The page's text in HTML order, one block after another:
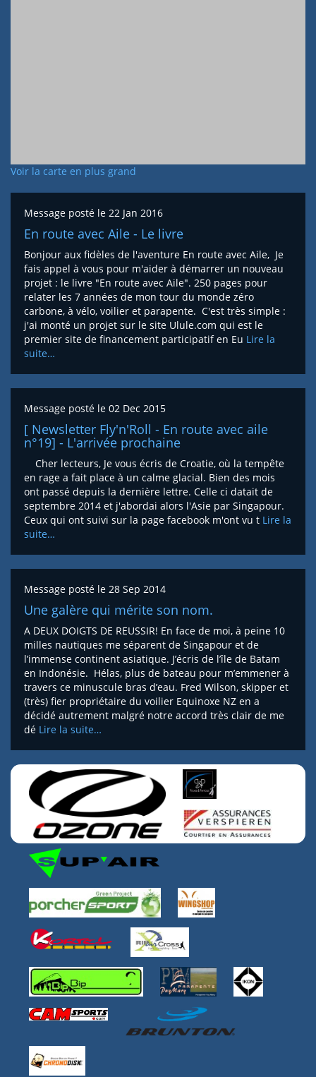
Voir la carte en plus grand
Message posté le 22 Jan 2016
En route avec Aile - Le livre
Bonjour aux fidèles de l'aventure En route avec Aile, Je
fais appel à vous pour m'aider à démarrer un nouveau
projet : le livre "En route avec Aile". 250 pages pour
relater les 7 années de mon tour du monde zéro
carbone, à vélo, voilier et parapente. C'est très simple :
j'ai monté un projet sur le site Ulule.com qui est le
premier site de financement participatif en Eu Lire la
suite…
Message posté le 02 Dec 2015
[ Newsletter Fly'n'Roll - En route avec aile
n°19] - L'arrivée prochaine
Cher lecteurs, Je vous écris de Croatie, où la tempête
en rage a fait place à un calme glacial. Bien des mois
ont passé depuis la dernière lettre. Celle ci datait de
septembre 2014 et j'abordai alors l'Asie par Singapour.
Ceux qui ont suivi sur la page facebook m'ont vu t Lire la
suite…
Message posté le 28 Sep 2014
Une galère qui mérite son nom.
A DEUX DOIGTS DE REUSSIR! En face de moi, à peine 10
milles nautiques me séparent de Singapour et de
l’immense continent asiatique. J’écris de l’île de Batam
en Indonésie. Hélas, plus de bateau pour m’emmener à
travers ce minuscule bras d’eau. Fred Wilson, skipper et
(très) fier propriétaire du voilier Equinoxe NZ en a
décidé autrement malgré notre accord très clair de me
dé Lire la suite…